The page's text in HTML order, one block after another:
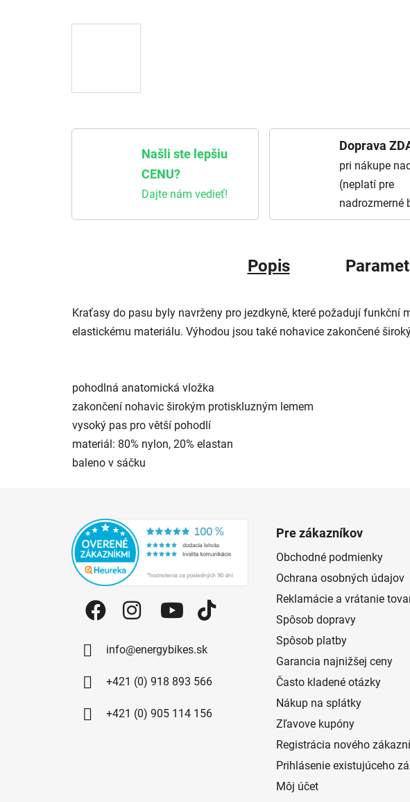
Našli ste lepšiu
CENU?
Dajte nám vedieť!
Doprava
pri nákupe
(neplatí pre
nadrozmerné
Popis
Kraťasy do pasu byly navrženy pro jezdkyně, které požadují
elastickému materiálu. Výhodou jsou také nohavice zakončené
pohodlná anatomická vložka
zakončení nohavic širokým protiskluzným lemem
vysoký pas pro větší pohodlí
materiál: 80% nylon, 20% elastan
baleno v sáčku
info@energybikes.sk
+421 (0) 918 893 566
+421 (0) 905 114 156
Pre zákazníkov
Obchodné podmienky
Ochrana osobných údajov
Reklamácie a vrátanie
Spôsob dopravy
Spôsob platby
Garancia najnižšej ceny
Často kladené otázky
Nákup na splátky
Zľavove kupóny
Registrácia nového
Prihlásenie existujúceho
Môj účet